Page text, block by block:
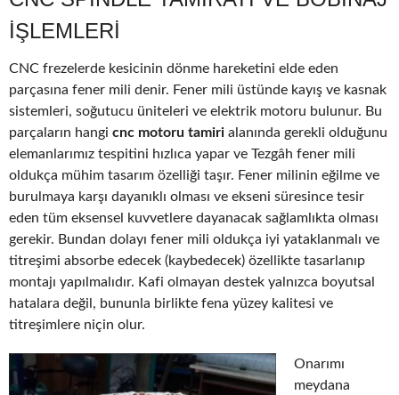
IŞLEMLERI
CNC frezelerde kesicinin dönme hareketini elde eden
parçasına fener mili denir. Fener mili üstünde kayış ve kasnak
sistemleri, soğutucu üniteleri ve elektrik motoru bulunur. Bu
parçaların hangi cnc motoru tamiri alanında gerekli olduğunu
elemanlarımız tespitini hızlıca yapar ve Tezgâh fener mili
oldukça mühim tasarım özelliği taşır. Fener milinin eğilme ve
burulmaya karşı dayanıklı olması ve ekseni süresince tesir
eden tüm eksensel kuvvetlere dayanacak sağlamlıkta olması
gerekir. Bundan dolayı fener mili oldukça iyi yataklanmalı ve
titreşimi absorbe edecek (kaybedecek) özellikte tasarlanıp
montajı yapılmalıdır. Kafi olmayan destek yalnızca boyutsal
hatalara değil, bununla birlikte fena yüzey kalitesi ve
titreşimlere niçin olur.
Onarımı
meydana